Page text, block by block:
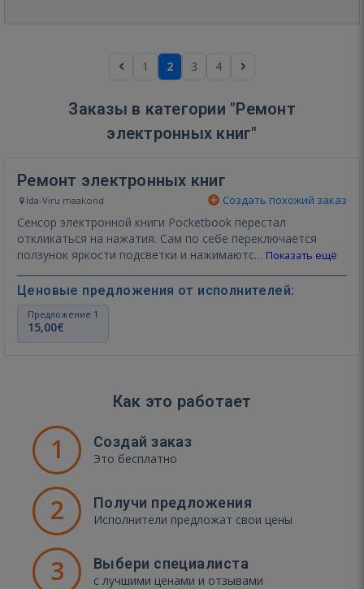
1 2 3 4
Заказы в категории "Ремонт
электронных книг"
Ремонт электронных книг
Ida-Viru maakond Создать похожий заказ
Сенсор электронной книги Pocketbook перестал
откликаться на нажатия. Сам по себе переключается
ползунок яркости подсветки и нажимаютс… Показать ещё
Ценовые предложения от исполнителей:
Предложение 1
15,00€
Как это работает
1 Создай заказ
Это бесплатно
2 Получи предложения
Исполнители предложат свои цены
3 Выбери специалиста
с лучшими ценами и отзывами